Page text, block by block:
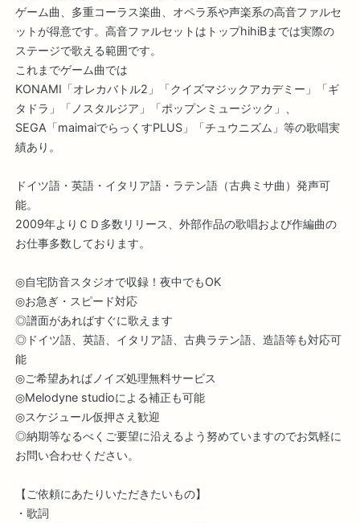
ゲーム曲、多重コーラス楽曲、オペラ系や声楽系の高音ファルセ
ットが得意です。高音ファルセットはトップhihiBまでは実際の
ステージで歌える範囲です。
これまでゲーム曲では
KONAMI「オレカバトル2」「クイズマジックアカデミー」「ギ
タドラ」「ノスタルジア」「ポップンミュージック」、
SEGA「maimaiでらっくすPLUS」「チュウニズム」等の歌唱実
績あり。
ドイツ語・英語・イタリア語・ラテン語（古典ミサ曲）発声可
能。
2009年よりＣＤ多数リリース、外部作品の歌唱および作編曲の
お仕事多数しております。
◎自宅防音スタジオで収録！夜中でもOK
◎お急ぎ・スピード対応
◎譜面があればすぐに歌えます
◎ドイツ語、英語、イタリア語、古典ラテン語、造語等も対応可
能
◎ご希望あればノイズ処理無料サービス
◎Melodyne studioによる補正も可能
◎スケジュール仮押さえ歓迎
◎納期等なるべくご要望に沿えるよう努めていますのでお気軽に
お問い合わせください。
【ご依頼にあたりいただきたいもの】
・歌詞